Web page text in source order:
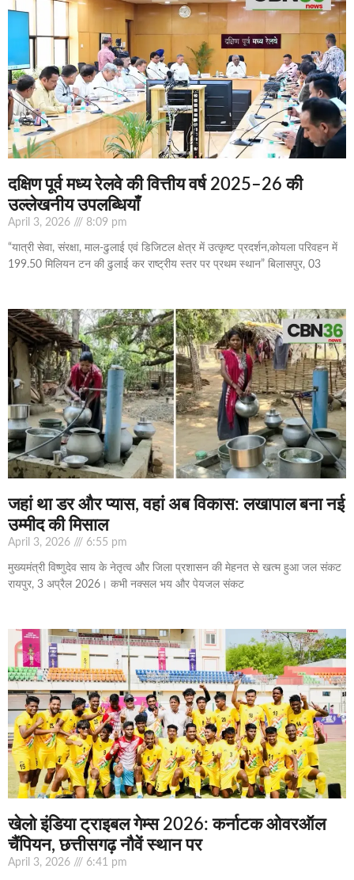
दक्षिण पूर्व मध्य रेलवे की वित्तीय वर्ष 2025–26 की
उल्लेखनीय उपलब्धियाँ
April 3, 2026 8:09 pm
“यात्री सेवा, संरक्षा, माल-ढुलाई एवं डिजिटल क्षेत्र में उत्कृष्ट प्रदर्शन,कोयला परिवहन में
199.50 मिलियन टन की ढुलाई कर राष्ट्रीय स्तर पर प्रथम स्थान” बिलासपुर, 03
जहां था डर और प्यास, वहां अब विकास: लखापाल बना नई
उम्मीद की मिसाल
April 3, 2026 6:55 pm
मुख्यमंत्री विष्णुदेव साय के नेतृत्व और जिला प्रशासन की मेहनत से खत्म हुआ जल संकट
रायपुर, 3 अप्रैल 2026। कभी नक्सल भय और पेयजल संकट
खेलो इंडिया ट्राइबल गेम्स 2026: कर्नाटक ओवरऑल
चैंपियन, छत्तीसगढ़ नौवें स्थान पर
April 3, 2026 6:41 pm